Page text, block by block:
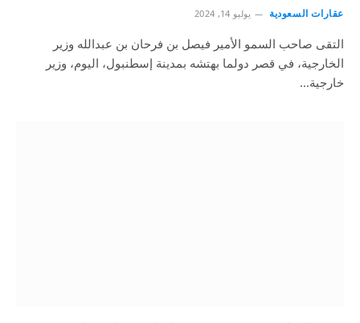
عقارات السعودية يوليو 14, 2024
التقى صاحب السمو الأمير فيصل بن فرحان بن عبدالله وزير
الخارجية، في قصر دولما بهتشه بمدينة إسطنبول، اليوم، وزير
خارجية…